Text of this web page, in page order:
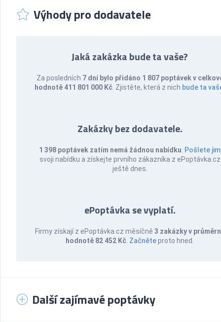
Výhody pro dodavatele
Jaká zakázka bude ta vaše?
Za posledních 7 dní bylo přidáno 1 807 poptávek v
hodnotě 411 801 000 Kč . Zjistěte, která z nich bude ta
Zakázky bez dodavatele.
1 398 poptávek zatím nemá žádnou nabídku Pošlete jim
svoji nabídku a získejte prvního zákazníka z ePoptávka.cz
ještě dnes.
ePoptávka se vyplatí.
Firmy získají z ePoptávka.cz měsíčně 3 zakázky v
hodnotě 82 452 Kč Začněteproto hned.
Další zajímavé poptávky